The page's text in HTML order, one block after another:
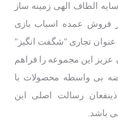
الطاف الهی زمینه ساز
فروش عمده اسباب بازی
تجاری "شگفت انگیز"
عزیز این مجموعه را فراهم
بی واسطه محصولات با
رسالت اصلی این
باشد.